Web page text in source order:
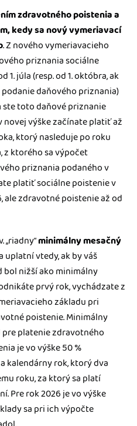
zdravotného poistenia a
kedy sa nový vymeriavací
. Z nového vymeriavacieho
priznania sociálne
júla (resp. od 1. októbra, ak
daňového priznania)
toto daňové priznanie
výške začínate platiť až
ktorý nasleduje po roku
z ktorého sa výpočet
priznania podaného v
platiť sociálne poistenie v
ale zdravotné poistenie až od
„riadny“minimálny mesačný
uplatní vtedy, ak by váš
nižší ako minimálny
prvý rok, vychádzate z
základu pri
poistenie. Minimálny
platenie zdravotného
je vo výške 50 %
kalendárny rok, ktorý dva
roku, za ktorý sa platí
Pre rok 2026 je vo výške
sa pri ich výpočte